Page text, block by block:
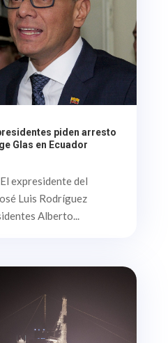
piden arresto
Glas en Ecuador
expresidente del
Luis Rodríguez
Alberto...